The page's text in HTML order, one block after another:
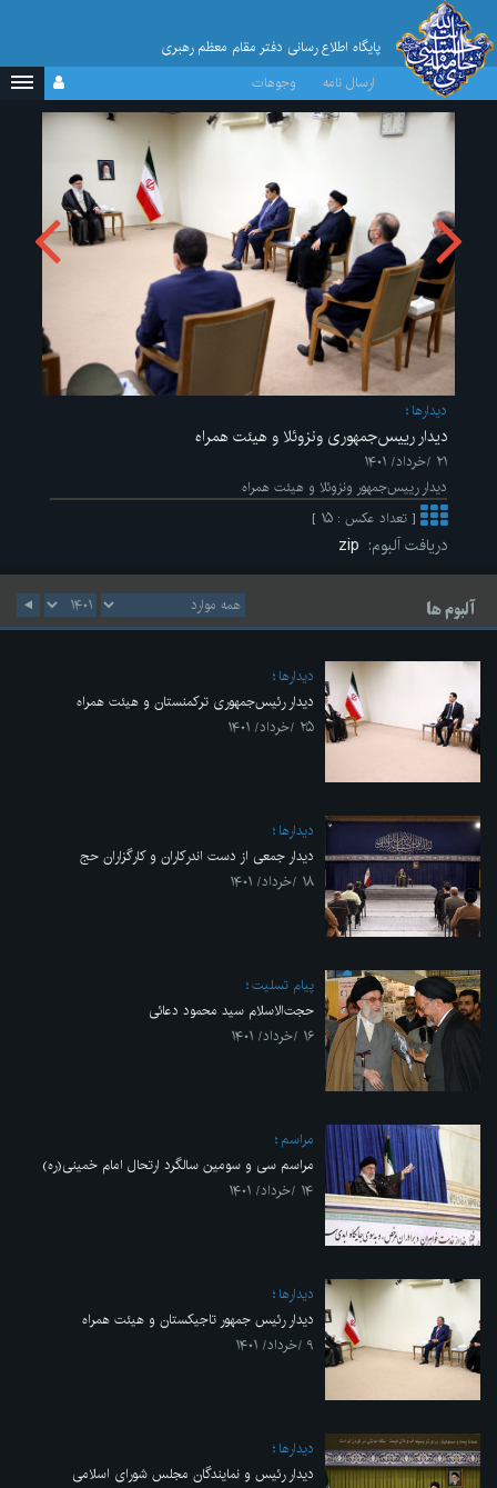
پایگاه اطلاع رسانی دفتر مقام معظم رهبری
ارسال نامه
وجوهات
ديدارها
دیدار رییس‌جمهوری ونزوئلا و هیئت همراه
۲۱ /خرداد/ ۱۴۰۱
دیدار رییس‌جمهور ونزوئلا و هیئت همراه
[ تعداد عکس : ۱۵ ]
دریافت آلبوم:
آلبوم ها
ديدارها
دیدار رئیس‌جمهوری ترکمنستان و هیئت همراه
۲۵ /خرداد/ ۱۴۰۱
ديدارها
دیدار جمعی از دست اندرکاران و کارگزاران حج
۱۸ /خرداد/ ۱۴۰۱
پیام تسلیت
حجت‌الاسلام سید محمود دعائی
۱۶ /خرداد/ ۱۴۰۱
مراسم
مراسم سی و سومین سالگرد ارتحال امام خمینی(ره)
۱۴ /خرداد/ ۱۴۰۱
ديدارها
دیدار رئیس جمهور تاجیکستان و هیئت‌ همراه‌
۹ /خرداد/ ۱۴۰۱
ديدارها
دیدار رئیس و نمایندگان مجلس شورای اسلامی